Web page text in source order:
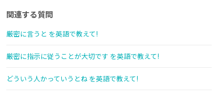
関連する質問
厳密に言うと を英語で教えて!
厳密に指示に従うことが大切です を英語で教えて!
どういう人かっていうとね を英語で教えて!